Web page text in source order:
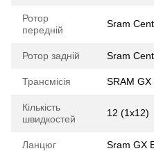
Ротор
передній
Sram
Ротор задній Sram
Трансмісія SRAM GX
Кількість
швидкостей
12 (1x12)
Ланцюг Sram GX